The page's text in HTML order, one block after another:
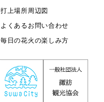
打上場所周辺図
よくあるお問い合わせ
毎日の花火の楽しみ方